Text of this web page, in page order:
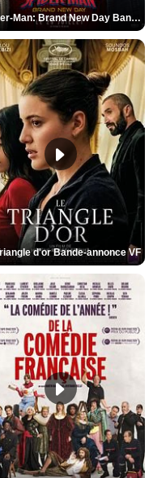
Spider-Man: Brand New Day Bande-annonce VO STFR
d'or Bande-annonce VF